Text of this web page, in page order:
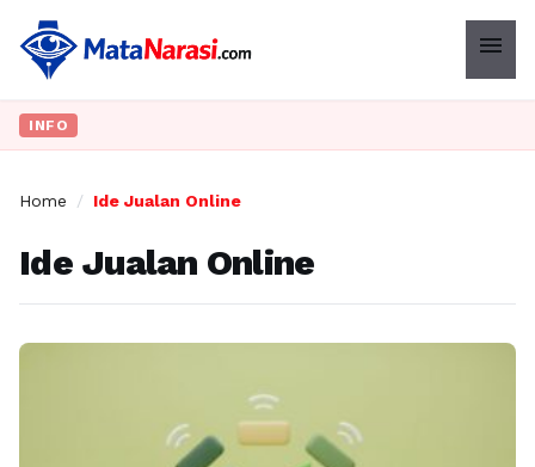
menu
INFO
Home / Ide Jualan Online
Ide Jualan Online